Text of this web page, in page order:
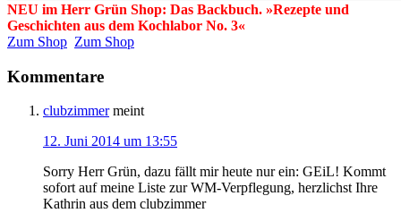
NEU im Herr Grün Shop: Das Backbuch. »Rezepte und
Geschichten aus dem Kochlabor No. 3«
Zum Shop Zum Shop
Kommentare
clubzimmer meint
12. Juni 2014 um 13:55
Sorry Herr Grün, dazu fällt mir heute nur ein: GEiL! Kommt
sofort auf meine Liste zur WM-Verpflegung, herzlichst Ihre
Kathrin aus dem clubzimmer